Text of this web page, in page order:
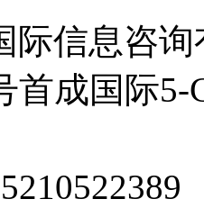
际信息咨
首成国际